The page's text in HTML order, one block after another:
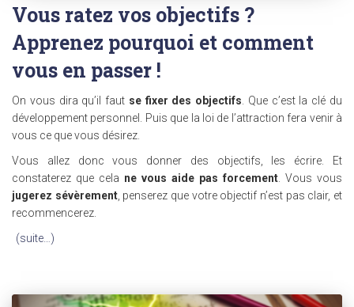
Vous ratez vos objectifs ?
Apprenez pourquoi et comment
vous en passer !
On vous dira qu’il faut se fixer des objectifs . Que c’est la clé du
développement personnel. Puis que la loi de l’attraction fera venir à
vous ce que vous désirez.
Vous allez donc vous donner des objectifs, les écrire. Et
constaterez que cela ne vous aide pas forcement . Vous vous
jugerez sévèrement, penserez que votre objectif n’est pas clair, et
recommencerez.
(suite…)